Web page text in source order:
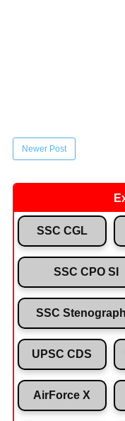
Newer Post
SSC CGL
SSC CPO SI
SSC
UPSC CDS
AirForce X